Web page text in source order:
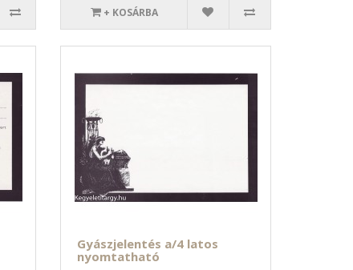
+ KOSÁRBA
Gyászjelentés a/4 latos
nyomtatható